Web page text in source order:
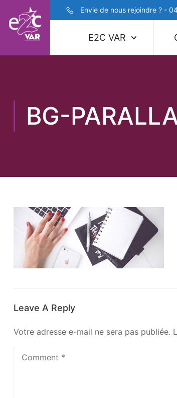
Envie de nous rejoindre ? -
E2C VAR
BG-
Leave A Reply
Votre adresse e-mail ne sera pas publiée.